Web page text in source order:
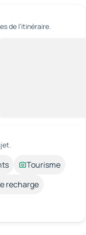
de l’itinéraire.
Tourisme
recharge